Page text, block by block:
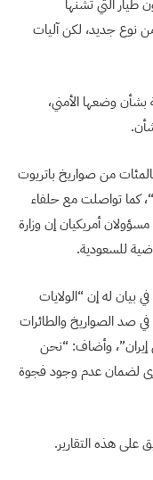
التي تشنها
من نوع جديد، لكن آليات
وضعها الأمني،
من صواريخ باتريوت
“، كما تواصلت مع حلفاء
أمريكيان إن وزارة
للسعودية.
بيان له إن “الولايات
في صد الصواريخ والطائرات
إيران”، وأضاف: “نحن
لضمان عدم وجود فجوة
على هذه التقارير.